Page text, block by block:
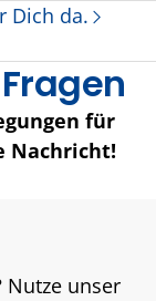
Dich da.
für
Nachricht!
Nutze unser